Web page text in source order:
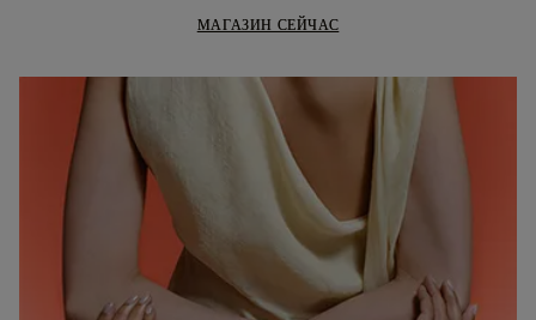
МАГАЗИН СЕЙЧАС